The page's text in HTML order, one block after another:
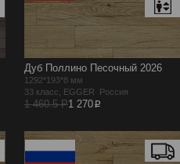
Дуб Поллино Песочный 2026
1292*193*8 мм
33 класс, EGGER Россия
1 460.5 Р1 270p